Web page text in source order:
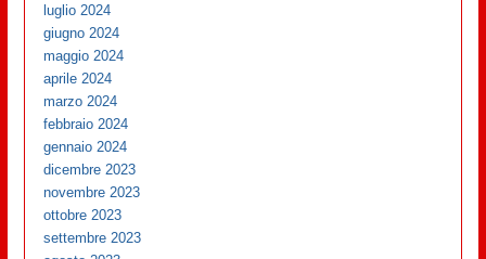
luglio 2024
giugno 2024
maggio 2024
aprile 2024
marzo 2024
febbraio 2024
gennaio 2024
dicembre 2023
novembre 2023
ottobre 2023
settembre 2023